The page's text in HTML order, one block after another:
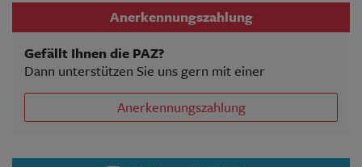
Anerkennungszahlung
Gefällt Ihnen die PAZ?
Dann unterstützen Sie uns gern mit einer
Anerkennungszahlung